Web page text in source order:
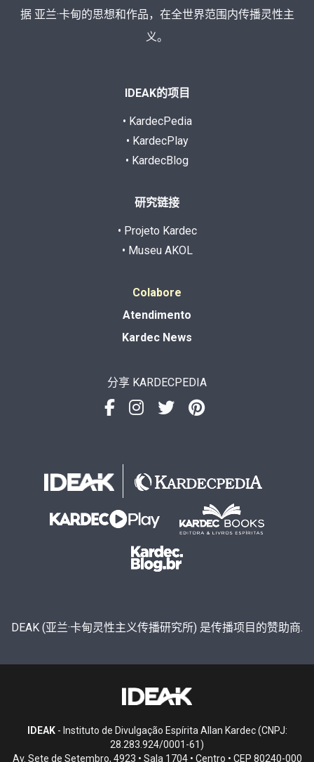
据 亚兰·卡甸的思想和作品，在全世界范围内传播灵性主
义。
IDEAK的项目
• KardecPedia
• KardecPlay
• KardecBlog
研究链接
• Projeto Kardec
• Museu AKOL
Colabore
Atendimento
Kardec News
分享 KARDECPEDIA
DEAK (亚兰·卡甸灵性主义传播研究所) 是传播项目的赞助商.
IDEAK- Instituto de Divulgação Espírita Allan Kardec (CNPJ:
28.283.924/0001-61)
Av. Sete de Setembro, 4923 • Sala 1704 • Centro • CEP 80240-000